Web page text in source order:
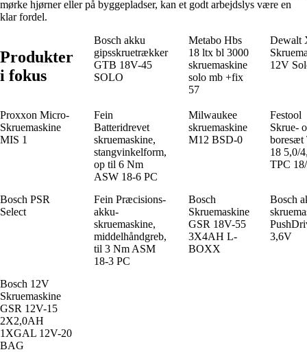
mørke hjørner eller på byggepladser, kan et godt arbejdslys være en
klar fordel.
Produkter
i fokus
Bosch akku
gipsskruetrækker
GTB 18V-45
SOLO
Metabo Hbs
18 ltx bl 3000
skruemaskine
solo mb +fix
57
Dewalt
12V
Proxxon Micro-
Skruemaskine
MIS 1
Fein
Batteridrevet
skruemaskine,
stangvinkelform,
op til 6 Nm
ASW 18-6 PC
Milwaukee
skruemaskine
M12 BSD-0
Festool
Skrue-
18 5,0/
TPC
Bosch PSR
Select
Fein Præcisions-
akku-
skruemaskine,
middelhåndgreb,
til 3 Nm ASM
18-3 PC
Bosch
Skruemaskine
GSR 18V-55
3X4AH L-
BOXX
Bosch
3,6V
Bosch 12V
Skruemaskine
GSR 12V-15
2X2,0AH
1XGAL 12V-20
BAG